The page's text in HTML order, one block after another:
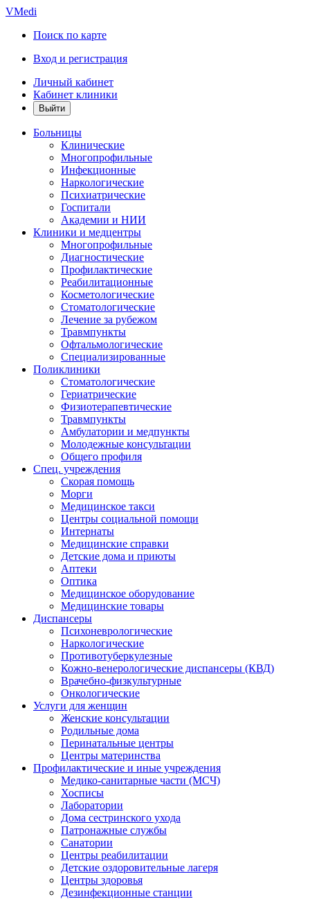
VMedi
Поиск по карте
Вход и регистрация
Личный кабинет
Кабинет клиники
Больницы
Клинические
Многопрофильные
Инфекционные
Наркологические
Психиатрические
Госпитали
Академии и НИИ
Клиники и медцентры
Многопрофильные
Диагностические
Профилактические
Реабилитационные
Косметологические
Стоматологические
Лечение за рубежом
Травмпункты
Офтальмологические
Специализированные
Поликлиники
Стоматологические
Гериатрические
Физиотерапевтические
Травмпункты
Амбулатории и медпункты
Молодежные консультации
Общего профиля
Спец. учреждения
Скорая помощь
Морги
Медицинское такси
Центры социальной помощи
Интернаты
Медицинские справки
Детские дома и приюты
Аптеки
Оптика
Медицинское оборудование
Медицинские товары
Диспансеры
Психоневрологические
Наркологические
Противотуберкулезные
Кожно-венерологические диспансеры (КВД)
Врачебно-физкультурные
Онкологические
Услуги для женщин
Женские консультации
Родильные дома
Перинатальные центры
Центры материнства
Профилактические и иные учреждения
Медико-санитарные части (МСЧ)
Хосписы
Лаборатории
Дома сестринского ухода
Патронажные службы
Санатории
Центры реабилитации
Детские оздоровительные лагеря
Центры здоровья
Дезинфекционные станции